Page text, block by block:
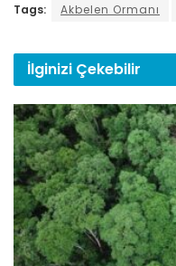
Tags: Akbelen Ormanı
İlginizi Çekebilir